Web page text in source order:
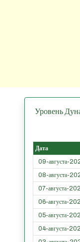
Уровень
Дата
09-августа-
08-августа-
07-августа-
06-августа-
05-августа-
04-августа-